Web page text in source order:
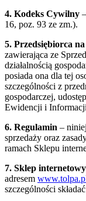
4. Kodeks Cywilny
16, poz. 93 ze zm.).
5. Przedsiębiorca
zawierająca ze
działalnością
posiada ona dla tej
szczególności z
gospodarczej,
Ewidencji i
6. Regulamin –
sprzedaży oraz
ramach Sklepu
7. Sklep
adresem
szczególności